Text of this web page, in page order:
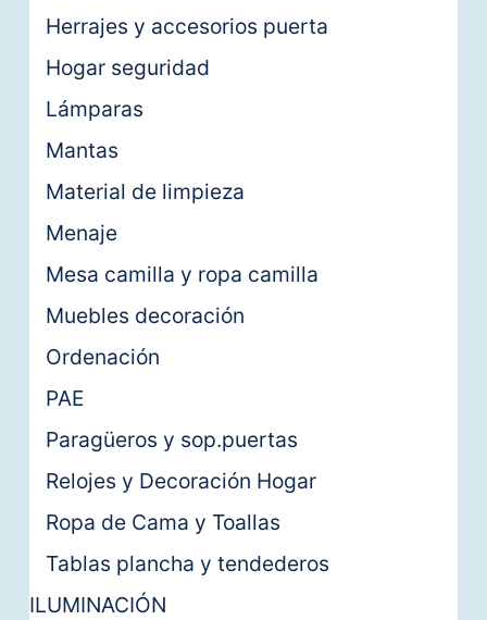
Herrajes y accesorios puerta
Hogar seguridad
Lámparas
Mantas
Material de limpieza
Menaje
Mesa camilla y ropa camilla
Muebles decoración
Ordenación
PAE
Paragüeros y sop.puertas
Relojes y Decoración Hogar
Ropa de Cama y Toallas
Tablas plancha y tendederos
ILUMINACIÓN